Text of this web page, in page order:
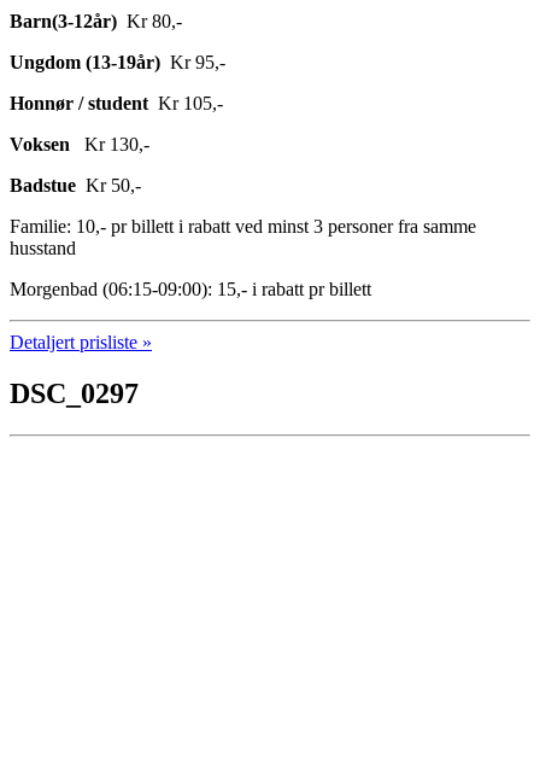
Barn(3-12år) Kr 80,-
Ungdom (13-19år) Kr 95,-
Honnør / student Kr 105,-
Voksen Kr 130,-
Badstue Kr 50,-
Familie: 10,- pr billett i rabatt ved minst 3 personer fra samme
husstand
Morgenbad (06:15-09:00): 15,- i rabatt pr billett
Detaljert prisliste »
DSC_0297